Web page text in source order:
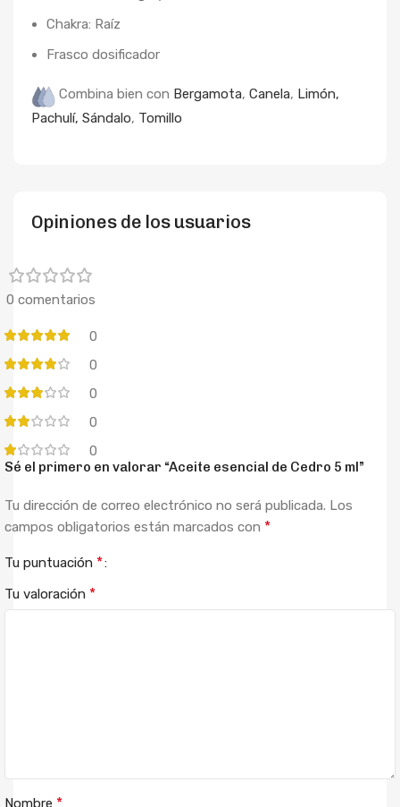
Chakra: Raíz
Frasco dosificador
Combina bien con Bergamota, Canela, Limón,
Pachulí, Sándalo, Tomillo
Opiniones de los usuarios
0 comentarios
0
0
0
0
0
Sé el primero en valorar “Aceite esencial de Cedro 5 ml”
Tu dirección de correo electrónico no será publicada. Los
campos obligatorios están marcados con *
Tu puntuación *
Tu valoración *
Nombre *